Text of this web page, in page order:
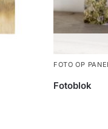
FOTO OP
Fotoblok